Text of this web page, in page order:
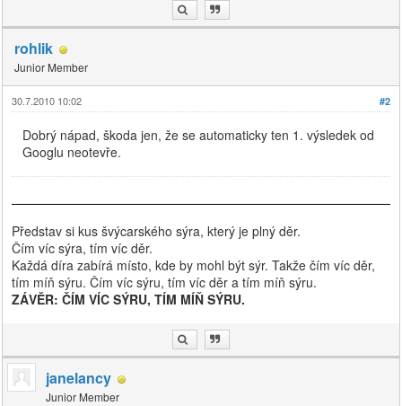
rohlik
Junior Member
#2
30.7.2010 10:02
Dobrý nápad, škoda jen, že se automaticky ten 1. výsledek od
Googlu neotevře.
Představ si kus švýcarského sýra, který je plný děr.
Čím víc sýra, tím víc děr.
Každá díra zabírá místo, kde by mohl být sýr. Takže čím víc děr,
tím míň sýru. Čím víc sýru, tím víc děr a tím míň sýru.
ZÁVĚR: ČÍM VÍC SÝRU, TÍM MÍŇ SÝRU.
janelancy
Junior Member